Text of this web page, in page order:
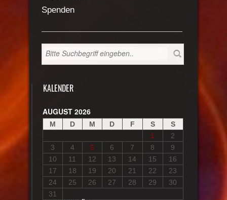
Spenden
KALENDER
AUGUST 2026
M D M D F S
S
1
2
3
4 5 6 7 8
9
10
11 12 13 14 15
16
17
18 19 20 21 22
23
24
25 26 27 28 29
30
31